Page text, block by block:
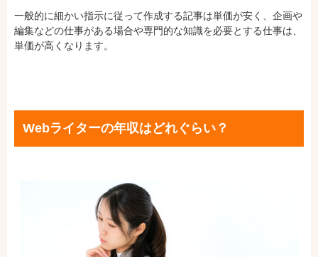
一般的に細かい指示に従って作成する記事は単価が安く、企画や
編集などの仕事がある場合や専門的な知識を必要とする仕事は、
単価が高くなります。
Webライターの年収はどれぐらい？